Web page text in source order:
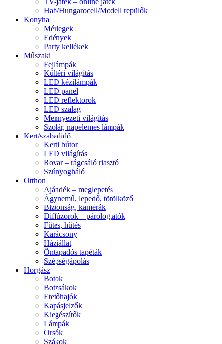
TV-játék – online játék
Hab/Hungarocell/Modell repülők
Konyha
Mérlegek
Edények
Party kellékek
Műszaki
Fejlámpák
Kültéri világítás
LED kézilámpák
LED panel
LED reflektorok
LED szalag
Mennyezeti világítás
Szolár, napelemes lámpák
Kert/szabadidő
Kerti bútor
LED világítás
Rovar – rágcsáló riasztó
Szúnyogháló
Otthon
Ajándék – meglepetés
Ágynemű, lepedő, törölköző
Biztonság, kamerák
Diffúzorok – párologtatók
Fűtés, hűtés
Karácsony
Háziállat
Öntapadós tapéták
Szépségápolás
Horgász
Botok
Botzsákok
Etetőhajók
Kapásjelzők
Kiegészítők
Lámpák
Orsók
Szákok